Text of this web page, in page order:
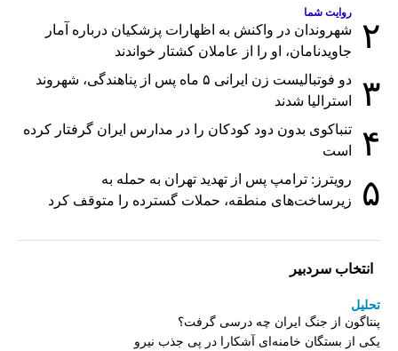
۲
روایت شما
شهروندان در واکنش به اظهارات پزشکیان درباره آمار
جاویدنامان، او را از عاملان کشتار خواندند
۳
دو فوتبالیست زن ایرانی ۵ ماه پس از پناهندگی، شهروند
استرالیا شدند
۴
تنباکوی بدون دود کودکان را در مدارس ایران گرفتار کرده
است
۵
رویترز: ترامپ پس از تهدید تهران به حمله به
زیرساخت‌های منطقه، حملات گسترده را متوقف کرد
انتخاب سردبیر
تحلیل
پنتاگون از جنگ ایران چه درسی گرفت؟
یکی از بستگان خامنه‌ای آشکارا در پی جذب نیرو